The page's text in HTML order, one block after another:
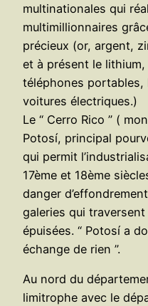
multinationales qui
multimillionnaires
précieux (or, argent,
et à présent le
téléphones portables,
voitures électriques.)
Le “ Cerro Rico ” (
Potosí, principal
qui permit
17ème et 18ème
danger
galeries qui
épuisées. “ Potosí a
échange de rien ”.
Au nord du
limitrophe avec le